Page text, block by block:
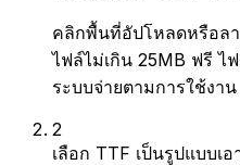
คลิกพื้นที่อัปโหลดหรือล
ไฟล์ไม่เกิน 25MB ฟรี ไ
ระบบจ่ายตามการใช้งาน
2
เลือก TTF เป็นรูปแบบเ